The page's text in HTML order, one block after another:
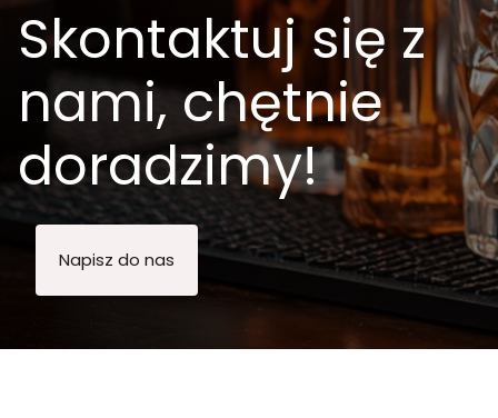
Skontaktuj się z
nami, chętnie
doradzimy!
Napisz do nas